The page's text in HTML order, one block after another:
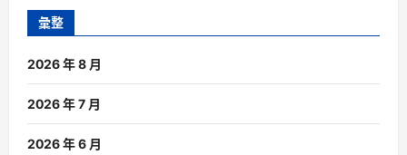
彙整
2026 年 8 月
2026 年 7 月
2026 年 6 月